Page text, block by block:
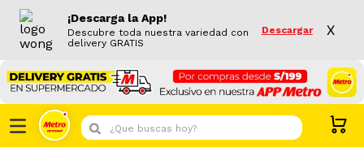
¡Descarga la App!
Descubre toda nuestra variedad con
delivery GRATIS
Descargar X
¿Que buscas hoy?